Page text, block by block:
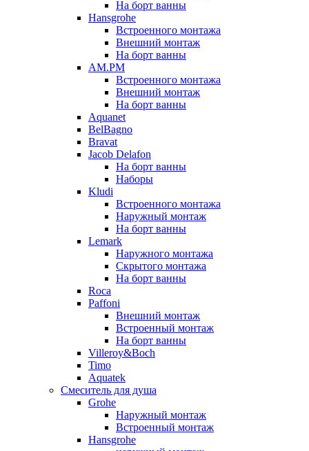
На борт ванны
Hansgrohe
Встроенного монтажа
Внешний монтаж
На борт ванны
AM.PM
Встроенного монтажа
Внешний монтаж
На борт ванны
Aquanet
BelBagno
Bravat
Jacob Delafon
На борт ванны
Наборы
Kludi
Встроенного монтажа
Наружный монтаж
На борт ванны
Lemark
Наружного монтажа
Скрытого монтажа
На борт ванны
Roca
Paffoni
Внешний монтаж
Встроенный монтаж
На борт ванны
Villeroy&Boch
Timo
Aquatek
Смеситель для душа
Grohe
Наружный монтаж
Встроенный монтаж
Hansgrohe